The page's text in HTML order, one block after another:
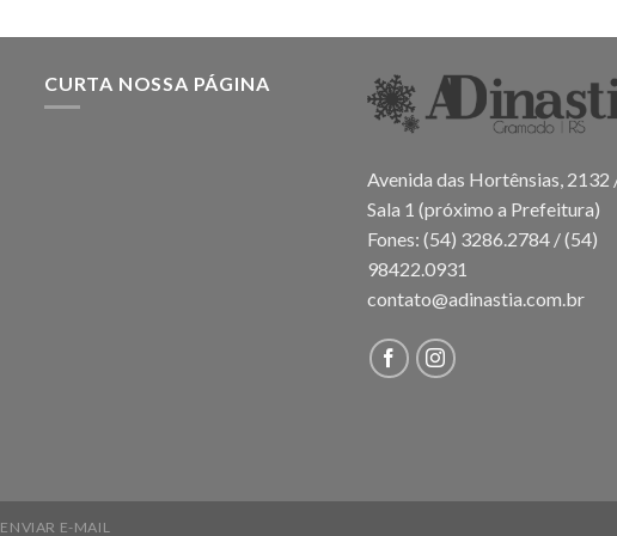
CURTA NOSSA PÁGINA
Avenida das Hortênsias, 2132
Sala 1 (próximo a Prefeitura)
Fones: (54) 3286.2784 / (54)
98422.0931
contato@adinastia.com.br
ENVIAR E-MAIL